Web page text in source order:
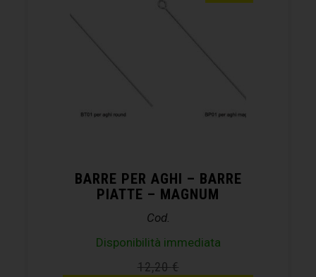
BARRE PER AGHI – BARRE
PIATTE – MAGNUM
Cod.
Disponibilità immediata
12,20€